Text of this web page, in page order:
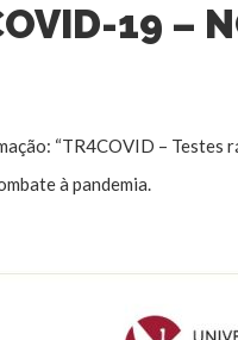
19 –
“TR4COVID – Testes
à pandemia.